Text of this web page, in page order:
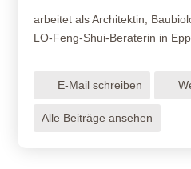
arbeitet als Architektin,
LO-Feng-Shui-Beraterin in
E-Mail schreiben
Alle Beiträge ansehen